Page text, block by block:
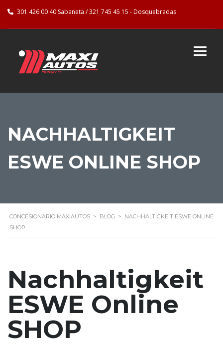
301 426 00 40 Sabaneta / 321 745 45 15 - Dosquebradas
NACHHALTIGKEIT
ESWE ONLINE SHOP
CONCESIONARIO MAXIAUTOS > BLOG > NACHHALTIGKEIT ESWE ONLINE
SHOP
Nachhaltigkeit
ESWE Online
SHOP